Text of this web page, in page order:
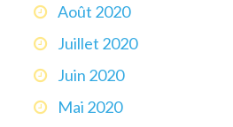
Août 2020
Juillet 2020
Juin 2020
Mai 2020